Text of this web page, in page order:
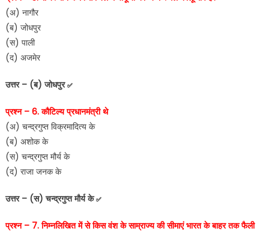
(अ) नागौर
(ब) जोधपुर
(स) पाली
(द) अजमेर
उत्तर – (ब) जोधपुर ✅
प्रश्न – 6. कौटिल्य प्रधानमंत्री थे
(अ) चन्द्रगुप्त विक्रमादित्य के
(ब) अशोक के
(स) चन्द्रगुप्त मौर्य के
(द) राजा जनक के
उत्तर – (स) चन्द्रगुप्त मौर्य के✅
प्रश्न – 7. निम्नलिखित में से किस वंश के साम्राज्य की सीमाएं भारत के बाहर तक फैली